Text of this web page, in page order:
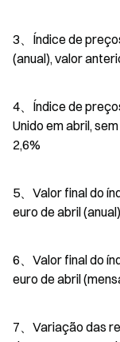
3、Índice de
(anual), valor
4、Índice de
Unido em abril,
2,6%
5、Valor final do
euro de abril
6、Valor final do
euro de abril
7、Variação das